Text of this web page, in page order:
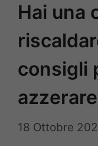
Hai una
consigli
18 Ottobre